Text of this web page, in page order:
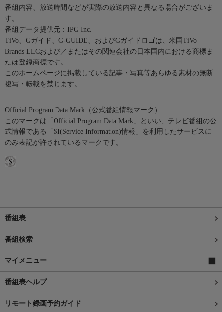
番組内容、放送時間などが実際の放送内容と異なる場合がございま
す。
番組データ提供元：IPG Inc.
TiVo、Gガイド、G-GUIDE、およびGガイドロゴは、米国TiVo
Brands LLCおよび／またはその関連会社の日本国内における商標ま
たは登録商標です。
このホームページに掲載している記事・写真等あらゆる素材の無断
複写・転載を禁じます。
Official Program Data Mark（公式番組情報マーク）
このマークは「Official Program Data Mark」といい、テレビ番組の公
式情報である「SI(Service Information)情報」を利用したサービスに
のみ表記が許されているマークです。
番組表
番組検索
マイメニュー
番組表ヘルプ
リモート録画予約ガイド